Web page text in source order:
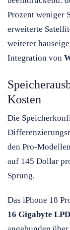
Prozent weniger
erweiterte
weiterer
Integration von
Kosten
Die
den Pro-
auf 145 Dollar
Sprung.
Das iPhone 18
16 Gigabyte